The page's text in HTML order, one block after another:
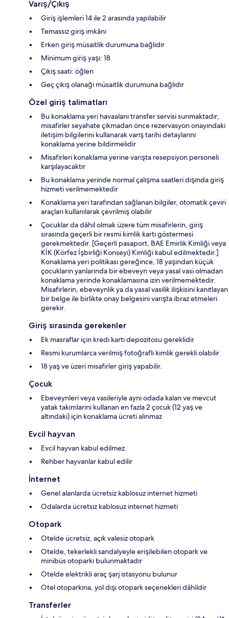
Varış/Çıkış
Giriş işlemleri 14 ile 2 arasında yapılabilir
Temassız giriş imkânı
Erken giriş müsaitlik durumuna bağlıdır
Minimum giriş yaşı: 18
Çıkış saati: öğlen
Geç çıkış olanağı müsaitlik durumuna bağlıdır
Özel giriş talimatları
Bu konaklama yeri havaalanı transfer servisi sunmaktadır;
misafirler seyahate çıkmadan önce rezervasyon onayındaki
iletişim bilgilerini kullanarak varış tarihi detaylarını
konaklama yerine bildirmelidir
Misafirleri konaklama yerine varışta resepsiyon personeli
karşılayacaktır
Bu konaklama yerinde normal çalışma saatleri dışında giriş
hizmeti verilmemektedir
Konaklama yeri tarafından sağlanan bilgiler, otomatik çeviri
araçları kullanılarak çevrilmiş olabilir
Çocuklar da dâhil olmak üzere tüm misafirlerin, giriş
sırasında geçerli bir resmi kimlik kartı göstermesi
gerekmektedir. [Geçerli pasaport, BAE Emirlik Kimliği veya
KİK (Körfez İşbirliği Konseyi) Kimliği kabul edilmektedir.]
Konaklama yeri politikası gereğince, 18 yaşından küçük
çocukların yanlarında bir ebeveyn veya yasal vasi olmadan
konaklama yerinde konaklamasına izin verilmemektedir.
Misafirlerin, ebeveynlik ya da yasal vasilik ilişkisini kanıtlayan
bir belge ile birlikte onay belgesini varışta ibraz etmeleri
gerekir.
Giriş sırasında gerekenler
Ek masraflar için kredi kartı depozitosu gereklidir
Resmi kurumlarca verilmiş fotoğraflı kimlik gerekli olabilir
18 yaş ve üzeri misafirler giriş yapabilir.
Çocuk
Ebeveynleri veya vasileriyle aynı odada kalan ve mevcut
yatak takımlarını kullanan en fazla 2 çocuk (12 yaş ve
altındaki) için konaklama ücreti alınmaz
Evcil hayvan
Evcil hayvan kabul edilmez.
Rehber hayvanlar kabul edilir
İnternet
Genel alanlarda ücretsiz kablosuz internet hizmeti
Odalarda ücretsiz kablosuz internet hizmeti
Otopark
Otelde ücretsiz, açık valesiz otopark
Otelde, tekerlekli sandalyeyle erişilebilen otopark ve
minibüs otoparkı bulunmaktadır
Otelde elektrikli araç şarj istasyonu bulunur
Otel otoparkına, yol dışı otopark seçenekleri dâhildir
Transferler